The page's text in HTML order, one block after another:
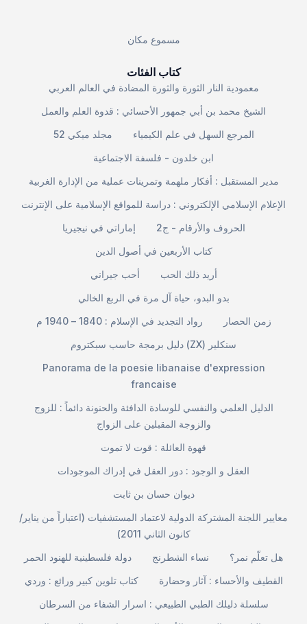
مسموع مكان
كتاب الفئات
معمودية النار الثورة والثورة المضادة في العالم العربي
الشيخ محمد بن أبي جمهور الأحسائي : قدوة العلم والعمل
مجلد ميكي 52
المرجع السهل في علم الكيمياء
ابن خلدون - فلسفة الاجتماعية
مدير المستقبل : أفكار ملهمة وتمرينات عملية من الإدارة الغربية
الإعلام الإسلامي الإلكتروني : دراسة للمواقع الإسلامية على الإنترنت
إماراتي في نيجيريا
الحروف والأرقام - ج2
كتاب الأربعين في أصول الدين
أحب جيراني
أريد ذلك الحب
بدو البدو، حياة آل مرة في الربع الخالي
رواد التجديد في الإسلام : 1840 – 1940 م
زمن الحصار
دليل برمجة حاسب سبكتروم (ZX) سنكلير
Panorama de la poesie libanaise d'expression
francaise
الدليل العلمي والنفسي للوسادة الدافئة والحنونة دائماً : للزوج
والزوجة المقبلين على الزواج
قهوة العائلة : قوت لا تموت
العقل و الوجود : دور العقل في إدراك الموجودات
ديوان حسان بن ثابت
معايير اللجنة المشتركة الدولية لاعتماد المستشفيات (اعتباراً من يناير/
كانون الثاني 2011)
دولة فلسطينية للهنود الحمر
نساء الشطرنج
هل تعلّم نمر؟
كتاب تلوين كبير ورائع : وردي
القطيف والأحساء : آثار وحضارة
سلسلة دليلك الطبي الطبيعي : اسرار الشفاء من السرطان